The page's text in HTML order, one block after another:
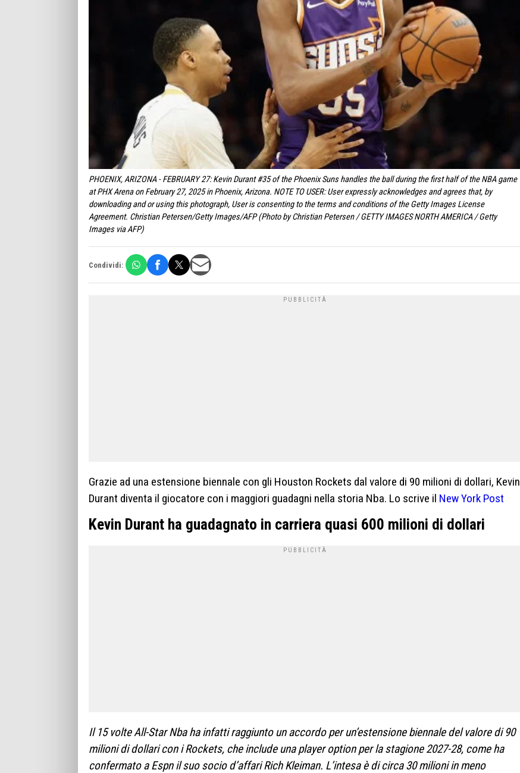
PHOENIX, ARIZONA - FEBRUARY 27: Kevin Durant #35 of the Phoenix Suns handles the ball during the first half of the NBA game
at PHX Arena on February 27, 2025 in Phoenix, Arizona. NOTE TO USER: User expressly acknowledges and agrees that, by
downloading and or using this photograph, User is consenting to the terms and conditions of the Getty Images License
Agreement. Christian Petersen/Getty Images/AFP (Photo by Christian Petersen / GETTY IMAGES NORTH AMERICA / Getty
Images via AFP)
Condividi:
Grazie ad una estensione biennale con gli Houston Rockets dal valore di 90 milioni di dollari, Kevin
Durant diventa il giocatore con i maggiori guadagni nella storia Nba. Lo scrive il New York Post
Kevin Durant ha guadagnato in carriera quasi 600 milioni di dollari
Il 15 volte All-Star Nba ha infatti raggiunto un accordo per un’estensione biennale del valore di 90
milioni di dollari con i Rockets, che include una player option per la stagione 2027-28, come ha
confermato a Espn il suo socio d’affari Rich Kleiman. L’intesa è di circa 30 milioni in meno